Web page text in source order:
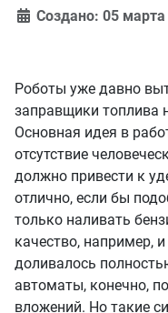
Создано: 05 марта
Роботы уже давно
заправщики топлива
Основная идея в
отсутствие
должно привести к
отлично, если бы
только наливать
качество, например,
доливалось
автоматы, конечно,
вложений. Но такие